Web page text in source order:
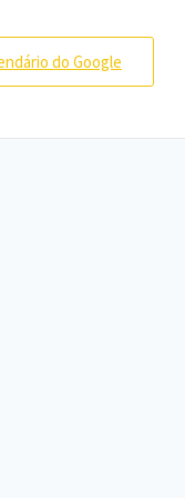
do Google